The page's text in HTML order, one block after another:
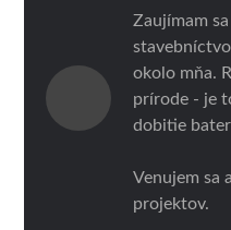
Zaujímam
okolo mňa.
prírode - je
dobitie
Venujem sa
projektov.